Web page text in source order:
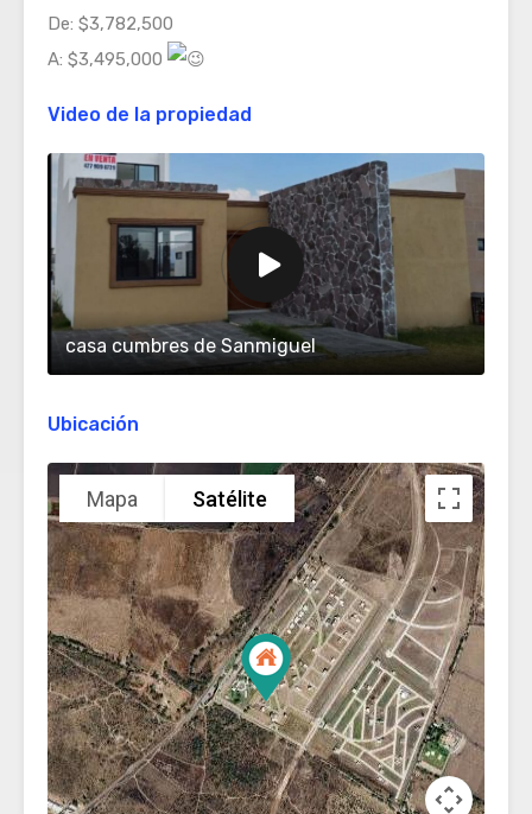
De: $3,782,500
A: $3,495,000
Video de la propiedad
casa cumbres de Sanmiguel
Ubicación
Mapa Satélite